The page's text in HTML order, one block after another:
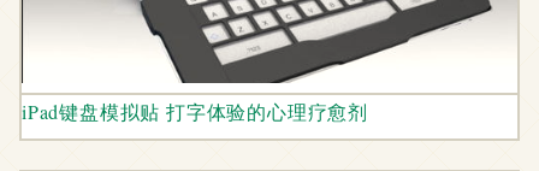
iPad键盘模拟贴 打字体验的心理疗愈剂